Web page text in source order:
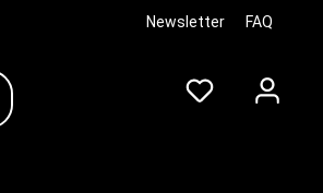
Newsletter FAQ